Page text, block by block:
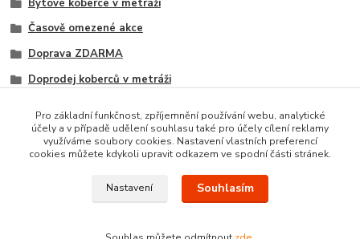
Bytové koberce v metráži
Časově omezené akce
Doprava ZDARMA
Doprodej koberců v metráži
VELUROVÉ koberce metráž
Pro základní funkčnost, zpříjemnění používání webu, analytické
účely a v případě udělení souhlasu také pro účely cílení reklamy
využíváme soubory cookies. Nastavení vlastních preferencí
cookies můžete kdykoli upravit odkazem ve spodní části stránek.
Nastavení Souhlasím